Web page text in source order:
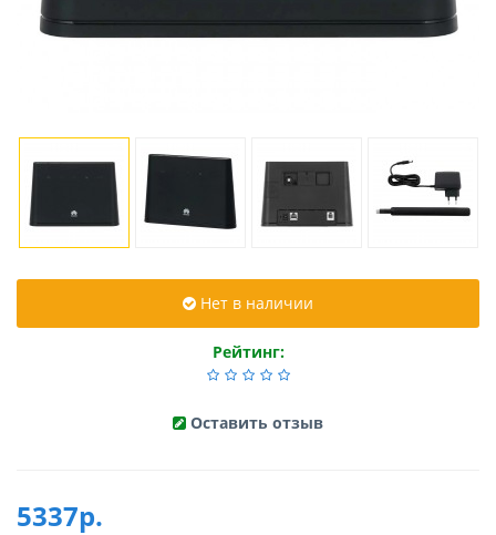
Нет в наличии
Рейтинг:
Оставить отзыв
5337р.